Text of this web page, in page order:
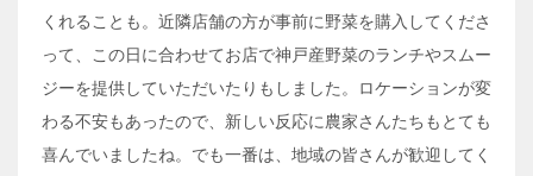
くれることも。近隣店舗の方が事前に野菜を購入してくださ
って、この日に合わせてお店で神戸産野菜のランチやスムー
ジーを提供していただいたりもしました。ロケーションが変
わる不安もあったので、新しい反応に農家さんたちもとても
喜んでいましたね。でも一番は、地域の皆さんが歓迎してく